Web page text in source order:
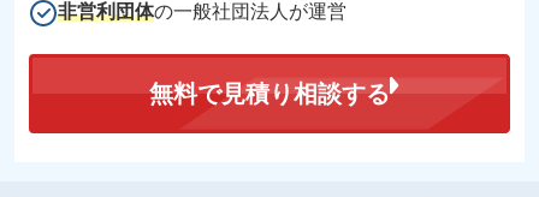
非営利団体の一般社団法人が運営
無料で見積り相談する